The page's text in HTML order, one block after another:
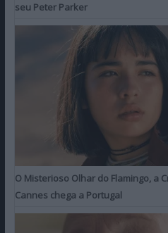
seu Peter Parker
O Misterioso Olhar do Flamingo, a
Cannes chega a Portugal